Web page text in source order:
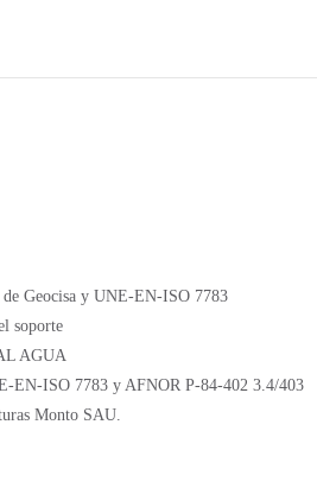
Geocisa y UNE-EN-ISO 7783
soporte
AGUA
EN-ISO 7783 y AFNOR P-84-402 3.4/403
Monto SAU.